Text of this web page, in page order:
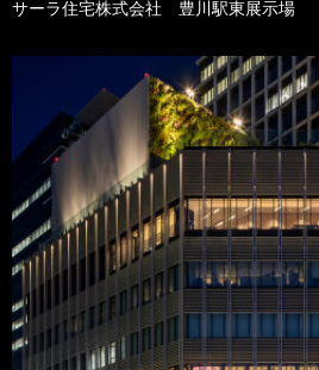
サーラ住宅株式会社 豊川駅東展示場